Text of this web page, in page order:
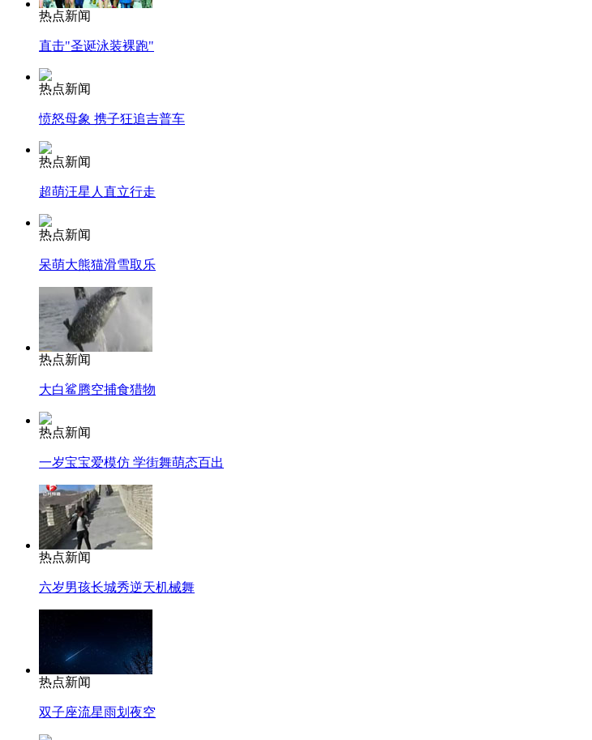
热点新闻
直击"圣诞泳装裸跑"
热点新闻
愤怒母象 携子狂追吉普车
热点新闻
超萌汪星人直立行走
热点新闻
呆萌大熊猫滑雪取乐
热点新闻
大白鲨腾空捕食猎物
热点新闻
一岁宝宝爱模仿 学街舞萌态百出
热点新闻
六岁男孩长城秀逆天机械舞
热点新闻
双子座流星雨划夜空